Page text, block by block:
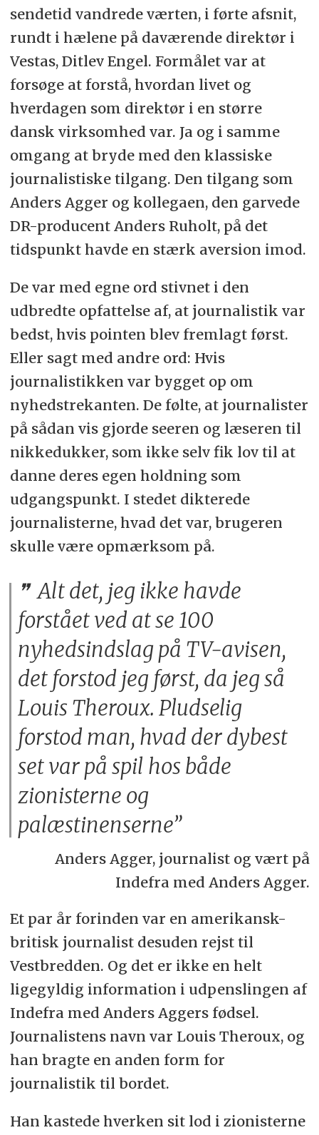
sendetid vandrede værten, i førte afsnit,
rundt i hælene på daværende direktør i
Vestas, Ditlev Engel. Formålet var at
forsøge at forstå, hvordan livet og
hverdagen som direktør i en større
dansk virksomhed var. Ja og i samme
omgang at bryde med den klassiske
journalistiske tilgang. Den tilgang som
Anders Agger og kollegaen, den garvede
DR-producent Anders Ruholt, på det
tidspunkt havde en stærk aversion imod.
De var med egne ord stivnet i den
udbredte opfattelse af, at journalistik var
bedst, hvis pointen blev fremlagt først.
Eller sagt med andre ord: Hvis
journalistikken var bygget op om
nyhedstrekanten. De følte, at journalister
på sådan vis gjorde seeren og læseren til
nikkedukker, som ikke selv fik lov til at
danne deres egen holdning som
udgangspunkt. I stedet dikterede
journalisterne, hvad det var, brugeren
skulle være opmærksom på.
Alt det, jeg ikke havde
forstået ved at se 100
nyhedsindslag på TV-avisen,
det forstod jeg først, da jeg så
Louis Theroux. Pludselig
forstod man, hvad der dybest
set var på spil hos både
zionisterne og
palæstinenserne”
Anders Agger, journalist og vært på
Indefra med Anders Agger.
Et par år forinden var en amerikansk-
britisk journalist desuden rejst til
Vestbredden. Og det er ikke en helt
ligegyldig information i udpenslingen af
Indefra med Anders Aggers fødsel.
Journalistens navn var Louis Theroux, og
han bragte en anden form for
journalistik til bordet.
Han kastede hverken sit lod i zionisterne